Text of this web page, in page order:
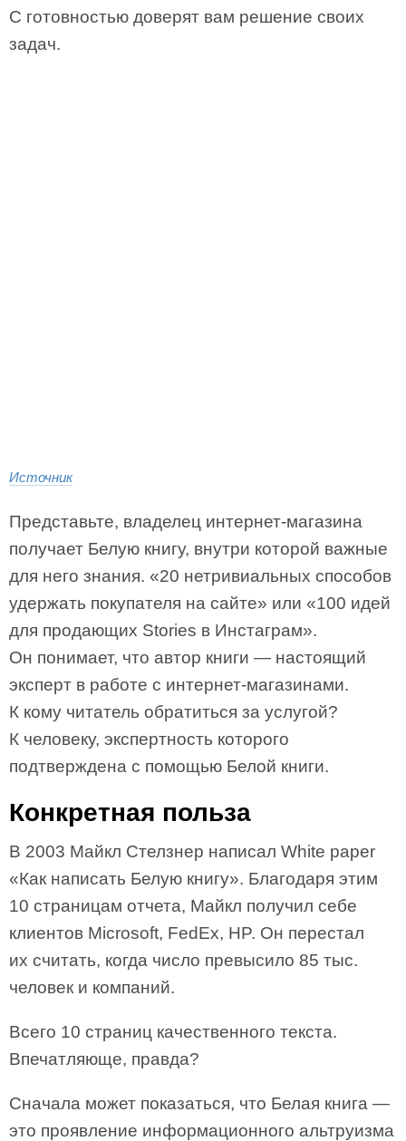
С готовностью доверят вам решение своих
задач.
Источник
Представьте, владелец интернет-магазина
получает Белую книгу, внутри которой важные
для него знания. «20 нетривиальных способов
удержать покупателя на сайте» или «100 идей
для продающих Stories в Инстаграм».
Он понимает, что автор книги — настоящий
эксперт в работе с интернет-магазинами.
К кому читатель обратиться за услугой?
К человеку, экспертность которого
подтверждена с помощью Белой книги.
Конкретная польза
В 2003 Майкл Стелзнер написал White paper
«Как написать Белую книгу». Благодаря этим
10 страницам отчета, Майкл получил себе
клиентов Microsoft, FedEx, HP. Он перестал
их считать, когда число превысило 85 тыс.
человек и компаний.
Всего 10 страниц качественного текста.
Впечатляюще, правда?
Сначала может показаться, что Белая книга —
это проявление информационного альтруизма